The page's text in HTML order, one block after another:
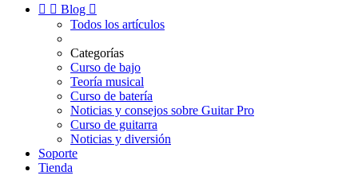
  Blog 
Todos los artículos
Categorías
Curso de bajo
Teoría musical
Curso de batería
Noticias y consejos sobre Guitar Pro
Curso de guitarra
Noticias y diversión
Soporte
Tienda